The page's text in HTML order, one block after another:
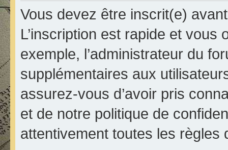
Vous devez être inscrit(e)
L’inscription est rapide et
exemple, l’administrateur du
supplémentaires aux
assurez-vous d’avoir pris
et de notre politique de
attentivement toutes les règles